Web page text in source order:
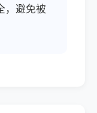
，避免被